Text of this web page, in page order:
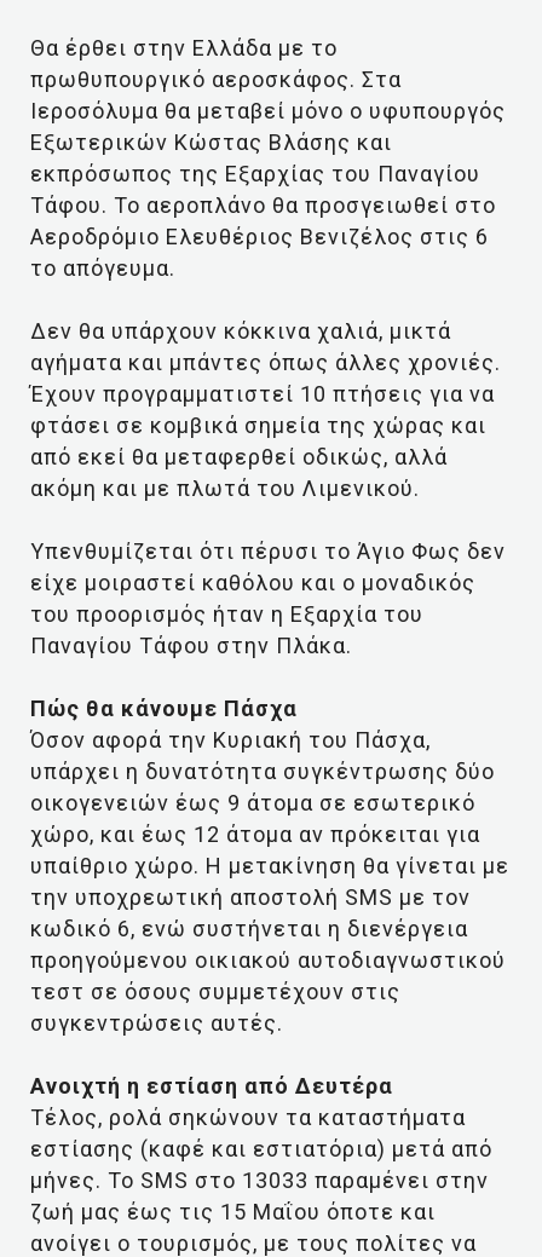
Θα έρθει στην Ελλάδα με το
πρωθυπουργικό αεροσκάφος. Στα
Ιεροσόλυμα θα μεταβεί μόνο ο υφυπουργός
Εξωτερικών Κώστας Βλάσης και
εκπρόσωπος της Εξαρχίας του Παναγίου
Τάφου. Το αεροπλάνο θα προσγειωθεί στο
Αεροδρόμιο Ελευθέριος Βενιζέλος στις 6
το απόγευμα.
Δεν θα υπάρχουν κόκκινα χαλιά, μικτά
αγήματα και μπάντες όπως άλλες χρονιές.
Έχουν προγραμματιστεί 10 πτήσεις για να
φτάσει σε κομβικά σημεία της χώρας και
από εκεί θα μεταφερθεί οδικώς, αλλά
ακόμη και με πλωτά του Λιμενικού.
Υπενθυμίζεται ότι πέρυσι το Άγιο Φως δεν
είχε μοιραστεί καθόλου και ο μοναδικός
του προορισμός ήταν η Εξαρχία του
Παναγίου Τάφου στην Πλάκα.
Πώς θα κάνουμε Πάσχα
Όσον αφορά την Κυριακή του Πάσχα,
υπάρχει η δυνατότητα συγκέντρωσης δύο
οικογενειών έως 9 άτομα σε εσωτερικό
χώρο, και έως 12 άτομα αν πρόκειται για
υπαίθριο χώρο. Η μετακίνηση θα γίνεται με
την υποχρεωτική αποστολή SMS με τον
κωδικό 6, ενώ συστήνεται η διενέργεια
προηγούμενου οικιακού αυτοδιαγνωστικού
τεστ σε όσους συμμετέχουν στις
συγκεντρώσεις αυτές.
Ανοιχτή η εστίαση από Δευτέρα
Τέλος, ρολά σηκώνουν τα καταστήματα
εστίασης (καφέ και εστιατόρια) μετά από
μήνες. Το SMS στο 13033 παραμένει στην
ζωή μας έως τις 15 Μαΐου όποτε και
ανοίγει ο τουρισμός, με τους πολίτες να